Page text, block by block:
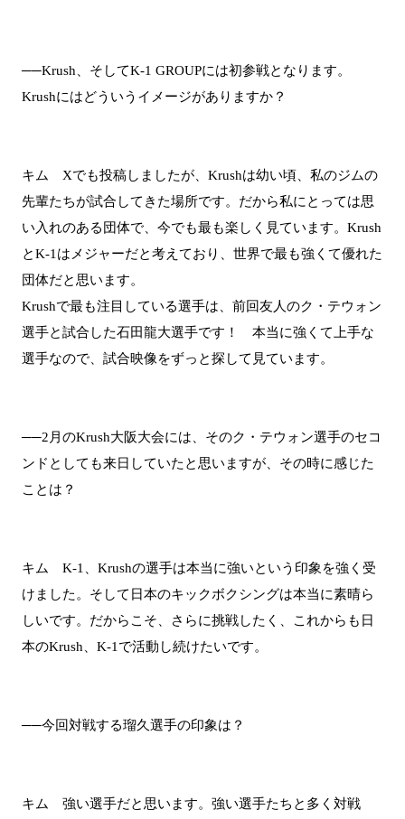
──Krush、そしてK-1 GROUPには初参戦となります。
Krushにはどういうイメージがありますか？
キム Xでも投稿しましたが、Krushは幼い頃、私のジムの
先輩たちが試合してきた場所です。だから私にとっては思
い入れのある団体で、今でも最も楽しく見ています。Krush
とK-1はメジャーだと考えており、世界で最も強くて優れた
団体だと思います。
Krushで最も注目している選手は、前回友人のク・テウォン
選手と試合した石田龍大選手です！ 本当に強くて上手な
選手なので、試合映像をずっと探して見ています。
──2月のKrush大阪大会には、そのク・テウォン選手のセコ
ンドとしても来日していたと思いますが、その時に感じた
ことは？
キム K-1、Krushの選手は本当に強いという印象を強く受
けました。そして日本のキックボクシングは本当に素晴ら
しいです。だからこそ、さらに挑戦したく、これからも日
本のKrush、K-1で活動し続けたいです。
──今回対戦する瑠久選手の印象は？
キム 強い選手だと思います。強い選手たちと多く対戦